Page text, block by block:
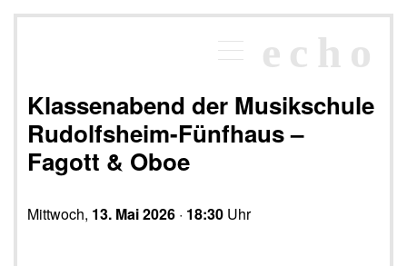
×
Programm
Newsletter
Kontakt
echo
Klassenabend der Musikschule
Rudolfsheim-Fünfhaus –
Fagott & Oboe
Mittwoch, 13. Mai 2026 · 18:30 Uhr